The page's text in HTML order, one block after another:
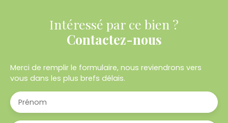
Intéressé par ce bien ?
Contactez-nous
Merci de remplir le formulaire, nous reviendrons vers
vous dans les plus brefs délais.
Prénom